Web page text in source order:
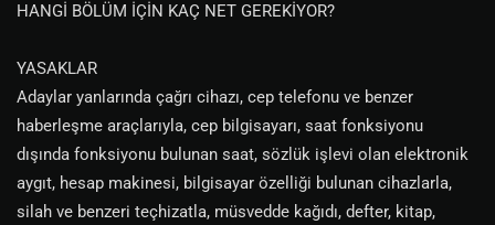
HANGİ BÖLÜM İÇİN KAÇ NET GEREKİYOR?
YASAKLAR
Adaylar yanlarında çağrı cihazı, cep telefonu ve benzer
haberleşme araçlarıyla, cep bilgisayarı, saat fonksiyonu
dışında fonksiyonu bulunan saat, sözlük işlevi olan elektronik
aygıt, hesap makinesi, bilgisayar özelliği bulunan cihazlarla,
silah ve benzeri teçhizatla, müsvedde kağıdı, defter, kitap,